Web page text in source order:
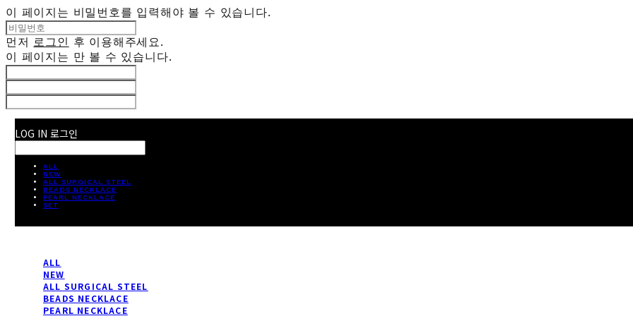
이 페이지는 비밀번호를 입력해야 볼 수 있습니다.
먼저 로그인 후 이용해주세요.
이 페이지는 만 볼 수 있습니다.
LOG IN 로그인
ALL
NEW
ALL SURGICAL STEEL
BEADS NECKLACE
PEARL NECKLACE
SET
ALL
NEW
ALL SURGICAL STEEL
BEADS NECKLACE
PEARL NECKLACE